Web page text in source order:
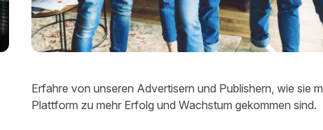
Erfahre von unseren Advertisern und Publishern, wie sie
Plattform zu mehr Erfolg und Wachstum gekommen sind.